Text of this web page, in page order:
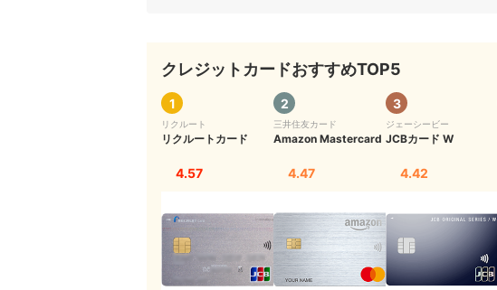
各カード会社の限度額引き上げ方法
クレジットカードの限度額に関するよくある疑問
Q.限度額が勝手に上がった…引き下げはできる？
最もおすすめのクレジットカードは？マイベストが実際に比較検証
クレジットカードおすすめTOP5
1
リクルート
リクルートカード
4.57
2
三井住友カード
Amazon Mastercard
4.47
3
ジェーシービー
JCBカード W
4.42